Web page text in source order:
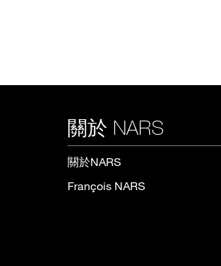
關於 NARS
關於NARS
François NARS